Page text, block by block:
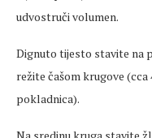
udvostruči volumen.
Dignuto tijesto stavite na
režite čašom krugove (cca
pokladnica).